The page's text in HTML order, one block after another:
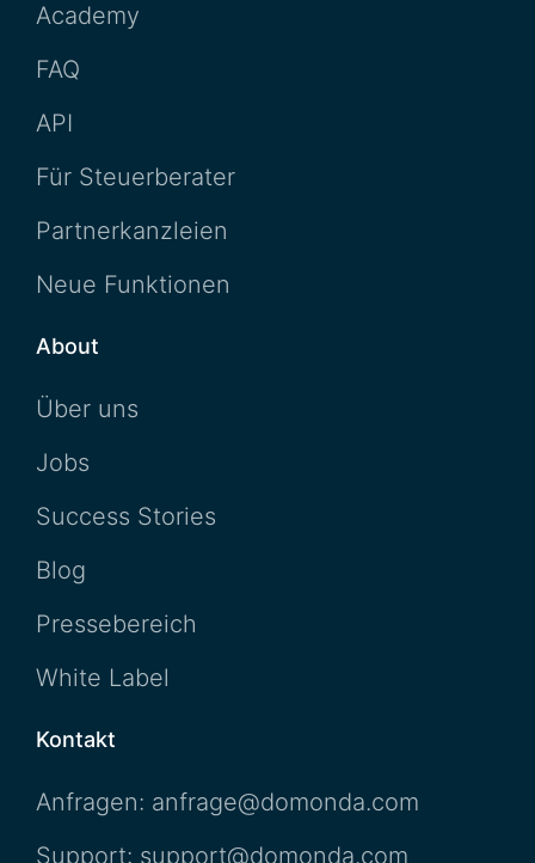
Academy
FAQ
API
Für Steuerberater
Partnerkanzleien
Neue Funktionen
About
Über uns
Jobs
Success Stories
Blog
Pressebereich
White Label
Kontakt
Anfragen: anfrage@domonda.com
Support: support@domonda.com